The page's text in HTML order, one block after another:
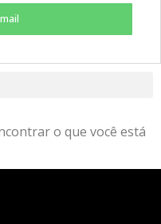
o que você está